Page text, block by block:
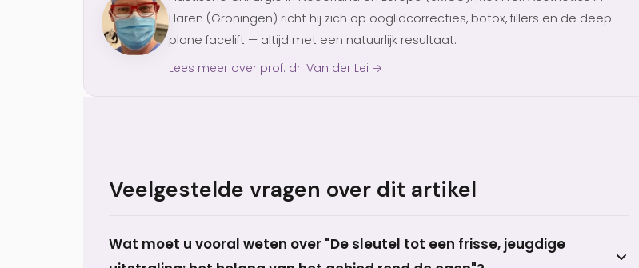
Haren (Groningen) richt hij zich op ooglidcorrecties, botox, fillers en de deep
plane facelift — altijd met een natuurlijk resultaat.
Lees meer over prof. dr. Van der Lei →
Veelgestelde vragen over dit artikel
Wat moet u vooral weten over "De sleutel tot een frisse, jeugdige